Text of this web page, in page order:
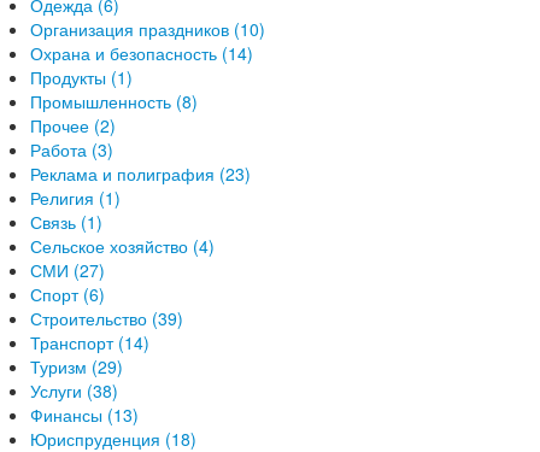
Одежда (6)
Организация праздников (10)
Охрана и безопасность (14)
Продукты (1)
Промышленность (8)
Прочее (2)
Работа (3)
Реклама и полиграфия (23)
Религия (1)
Связь (1)
Сельское хозяйство (4)
СМИ (27)
Спорт (6)
Строительство (39)
Транспорт (14)
Туризм (29)
Услуги (38)
Финансы (13)
Юриспруденция (18)